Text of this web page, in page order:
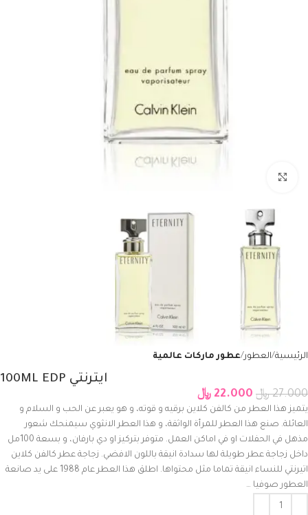
الرئيسية العطور عطور ماركات عالمية
ايترنتي 100ML EDP
27.000 ﷼ 22.000 ﷼
يتميز هذا العطر من كالفن كلاين برقيه و قوته، و هو يعبر عن الحب و السلام و
العائلة. صنع هذا العطر للمرأة الواثقة، و هذا العطر الانثوي سيمنحك شعور
مذهل في الحفلات او في اماكن العمل. متوفر بتركيز او دي بارفان، و بسعة 100مل
داخل زجاجة عطر طويلة لها سدادة انيقة باللون الافضي. زجاجة عطر كالفن كلاين
اتيرنتي للنساء انيقة تماما مثل محتواها. اطلق هذا العطر عام 1988 على يد صانعة
العطور صوفيا …